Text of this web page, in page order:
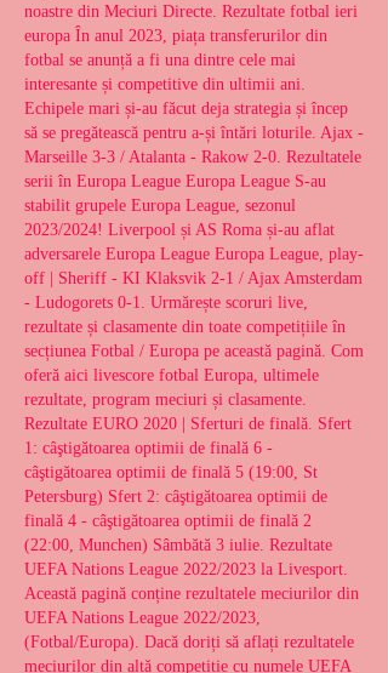
noastre din Meciuri Directe. Rezultate fotbal ieri
europa În anul 2023, piața transferurilor din
fotbal se anunță a fi una dintre cele mai
interesante și competitive din ultimii ani.
Echipele mari și-au făcut deja strategia și încep
să se pregătească pentru a-și întări loturile. Ajax -
Marseille 3-3 / Atalanta - Rakow 2-0. Rezultatele
serii în Europa League Europa League S-au
stabilit grupele Europa League, sezonul
2023/2024! Liverpool și AS Roma și-au aflat
adversarele Europa League Europa League, play-
off | Sheriff - KI Klaksvik 2-1 / Ajax Amsterdam
- Ludogorets 0-1. Urmărește scoruri live,
rezultate și clasamente din toate competițiile în
secțiunea Fotbal / Europa pe această pagină. Com
oferă aici livescore fotbal Europa, ultimele
rezultate, program meciuri și clasamente.
Rezultate EURO 2020 | Sferturi de finală. Sfert
1: câştigătoarea optimii de finală 6 -
câştigătoarea optimii de finală 5 (19:00, St
Petersburg) Sfert 2: câştigătoarea optimii de
finală 4 - câştigătoarea optimii de finală 2
(22:00, Munchen) Sâmbătă 3 iulie. Rezultate
UEFA Nations League 2022/2023 la Livesport.
Această pagină conține rezultatele meciurilor din
UEFA Nations League 2022/2023,
(Fotbal/Europa). Dacă doriți să aflați rezultatele
meciurilor din altă competiție cu numele UEFA